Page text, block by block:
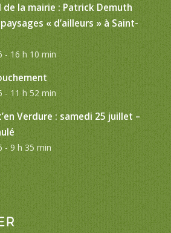
de la mairie : Patrick Demuth
« d’ailleurs » à Saint-
- 16 h 10 min
- 11 h 52 min
Verdure : samedi 25 juillet –
- 9 h 35 min